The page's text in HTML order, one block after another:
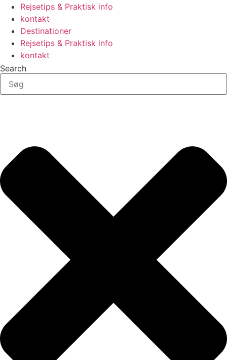
Rejsetips & Praktisk info
kontakt
Destinationer
Rejsetips & Praktisk info
kontakt
Search